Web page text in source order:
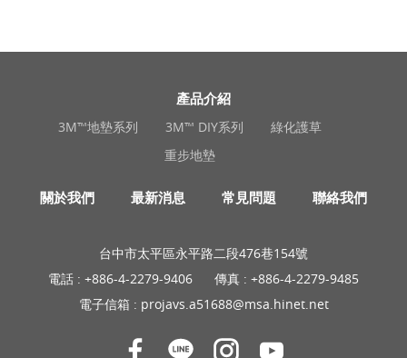
產品介紹
3M™地墊系列 3M™ DIY系列
綠化護草
重步地墊
關於我們 最新消息 常見問題 聯絡我們
台中市太平區永平路二段476巷154號
電話 : +886-4-2279-9406
傳真 : +886-4-2279-9485
電子信箱 : projavs.a51688@msa.hinet.net